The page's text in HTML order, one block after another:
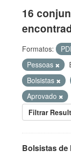
16
Formatos:
Pessoas
Bolsistas
Aprovado
Filtrar
Bolsistas de